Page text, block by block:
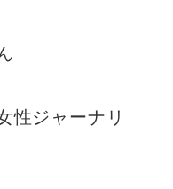
性ジャーナリ